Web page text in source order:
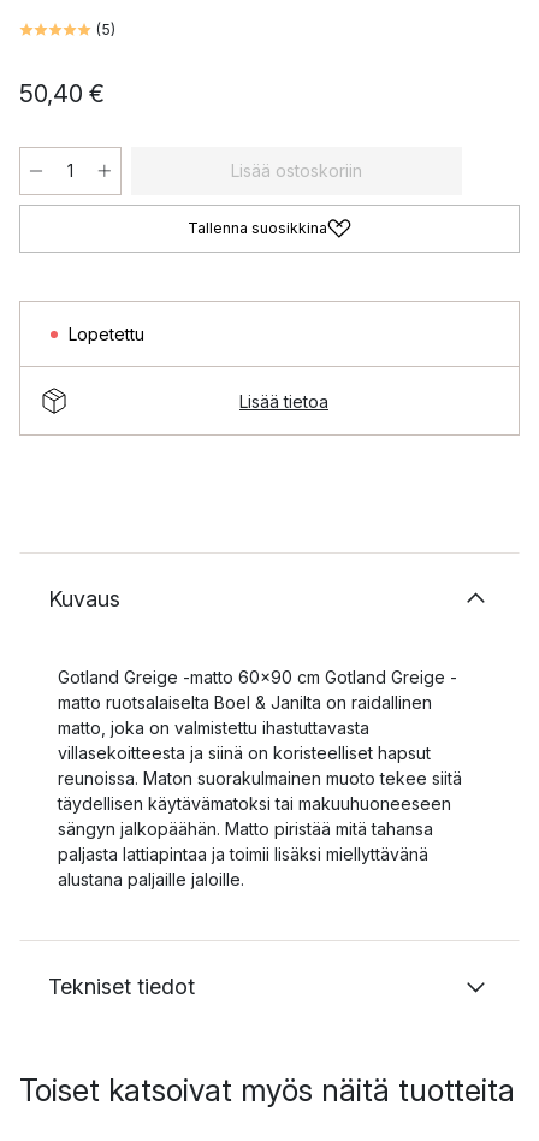
(5)
50,40 €
Lisää ostoskoriin
Tallenna suosikkina
Lopetettu
Lisää tietoa
Kuvaus
Gotland Greige -matto 60x90 cm Gotland Greige -
matto ruotsalaiselta Boel & Janilta on raidallinen
matto, joka on valmistettu ihastuttavasta
villasekoitteesta ja siinä on koristeelliset hapsut
reunoissa. Maton suorakulmainen muoto tekee siitä
täydellisen käytävämatoksi tai makuuhuoneeseen
sängyn jalkopäähän. Matto piristää mitä tahansa
paljasta lattiapintaa ja toimii lisäksi miellyttävänä
alustana paljaille jaloille.
Tekniset tiedot
Toiset katsoivat myös näitä tuotteita